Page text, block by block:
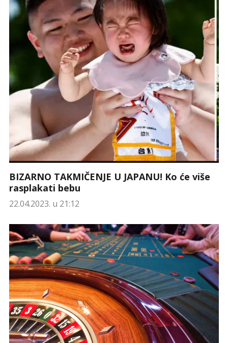
BIZARNO TAKMIČENJE U JAPANU! Ko će više
rasplakati bebu
22.04.2023. u 21:12